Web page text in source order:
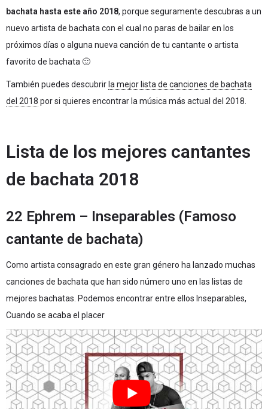
bachata hasta este año 2018, porque seguramente descubras a un
nuevo artista de bachata con el cual no paras de bailar en los
próximos días o alguna nueva canción de tu cantante o artista
favorito de bachata 🙂
También puedes descubrir la mejor lista de canciones de bachata
del 2018 por si quieres encontrar la música más actual del 2018.
Lista de los mejores cantantes
de bachata 2018
22 Ephrem – Inseparables (Famoso
cantante de bachata)
Como artista consagrado en este gran género ha lanzado muchas
canciones de bachata que han sido número uno en las listas de
mejores bachatas. Podemos encontrar entre ellos Inseparables,
Cuando se acaba el placer